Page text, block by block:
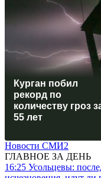
Курган побил
рекорд по
количеству гроз
55 лет
Новости СМИ2
ГЛАВНОЕ ЗА ДЕНЬ
16:25 Усольцевы: